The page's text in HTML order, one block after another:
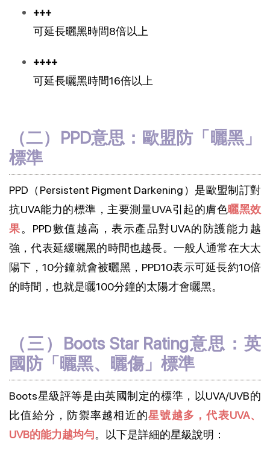
+++
可延長曬黑時間8倍以上
++++
可延長曬黑時間16倍以上
（二）PPD意思：歐盟防「曬黑」
標準
PPD（Persistent Pigment Darkening）是歐盟制訂對
抗UVA能力的標準，主要測量UVA引起的膚色曬黑效
果。PPD數值越高，表示產品對UVA的防護能力越
強，代表延緩曬黑的時間也越長。一般人通常在大太
陽下，10分鐘就會被曬黑，PPD10表示可延長約10倍
的時間，也就是曬100分鐘的太陽才會曬黑。
（三）Boots Star Rating意思：英
國防「曬黑、曬傷」標準
Boots星級評等是由英國制定的標準，以UVA/UVB的
比值給分，防禦率越相近的星號越多，代表UVA、
UVB的能力越均勻。以下是詳細的星級說明：